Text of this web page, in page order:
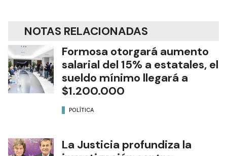
NOTAS RELACIONADAS
Formosa otorgará aumento
salarial del 15% a estatales, el
sueldo mínimo llegará a
$1.200.000
POLÍTICA
La Justicia profundiza la